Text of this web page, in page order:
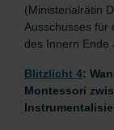
(Ministerialrätin
Ausschusses für
des Innern Ende
Blitzlicht 4:
Montessori